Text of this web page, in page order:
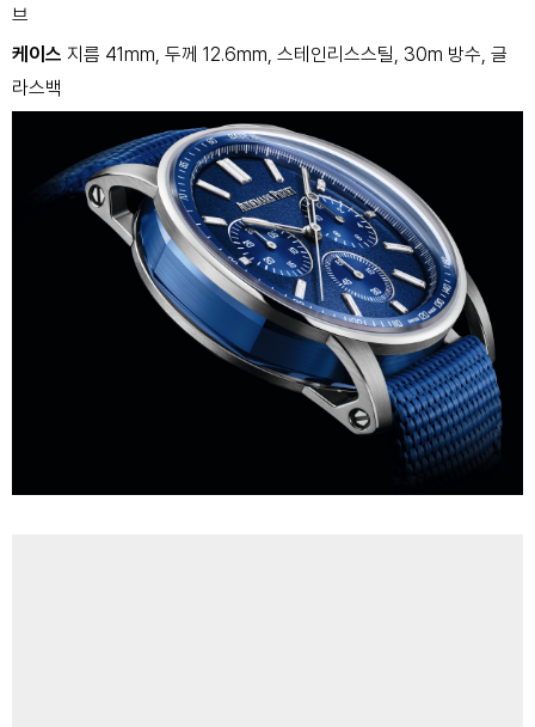
브
케이스 지름 41mm, 두께 12.6mm, 스테인리스스틸, 30m 방수, 글
라스백